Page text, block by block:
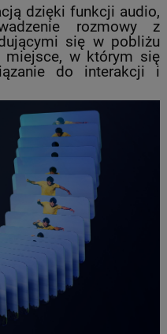
dzięki funkcji audio,
rozmowy z
się w pobliżu
miejsce, w którym się
do interakcji i